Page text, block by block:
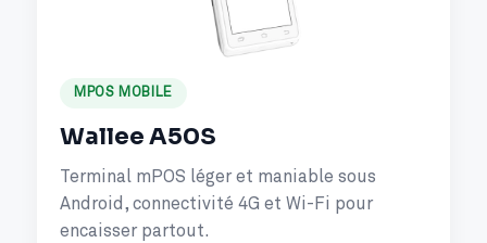
MPOS MOBILE
Wallee A50S
Terminal mPOS léger et maniable sous
Android, connectivité 4G et Wi-Fi pour
encaisser partout.